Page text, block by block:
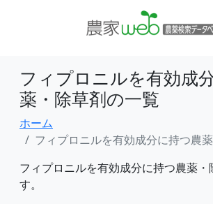
フィプロニルを有効成
薬・除草剤の一覧
ホーム
フィプロニルを有効成分に持つ農
フィプロニルを有効成分に持つ農薬
す。